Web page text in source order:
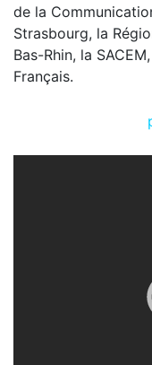
de la
Strasbourg, la
Bas-Rhin, la
Français.